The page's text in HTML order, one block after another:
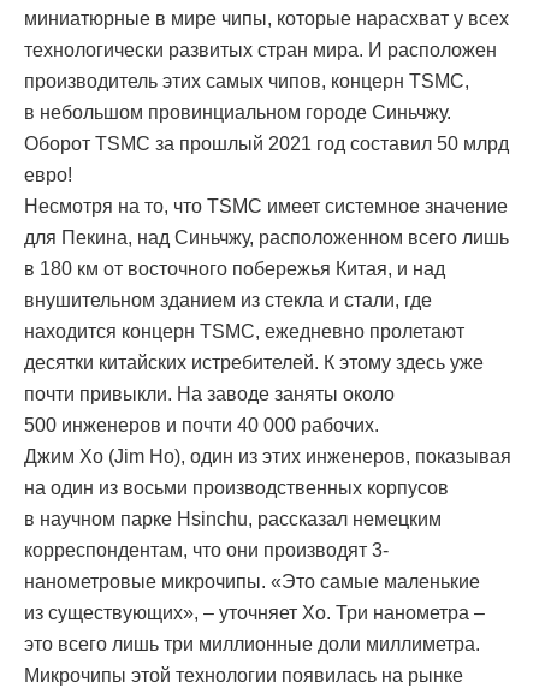
миниатюрные в мире чипы, которые нарасхват у всех
технологически развитых стран мира. И расположен
производитель этих самых чипов, концерн TSMC,
в небольшом провинциальном городе Синьчжу.
Оборот TSMC за прошлый 2021 год составил 50 млрд
евро!
Несмотря на то, что TSMC имеет системное значение
для Пекина, над Синьчжу, расположенном всего лишь
в 180 км от восточного побережья Китая, и над
внушительном зданием из стекла и стали, где
находится концерн TSMC, ежедневно пролетают
десятки китайских истребителей. К этому здесь уже
почти привыкли. На заводе заняты около
500 инженеров и почти 40 000 рабочих.
Джим Хо (Jim Ho), один из этих инженеров, показывая
на один из восьми производственных корпусов
в научном парке Hsinchu, рассказал немецким
корреспондентам, что они производят 3-
нанометровые микрочипы. «Это самые маленькие
из существующих», – уточняет Хо. Три нанометра –
это всего лишь три миллионные доли миллиметра.
Микрочипы этой технологии появилась на рынке